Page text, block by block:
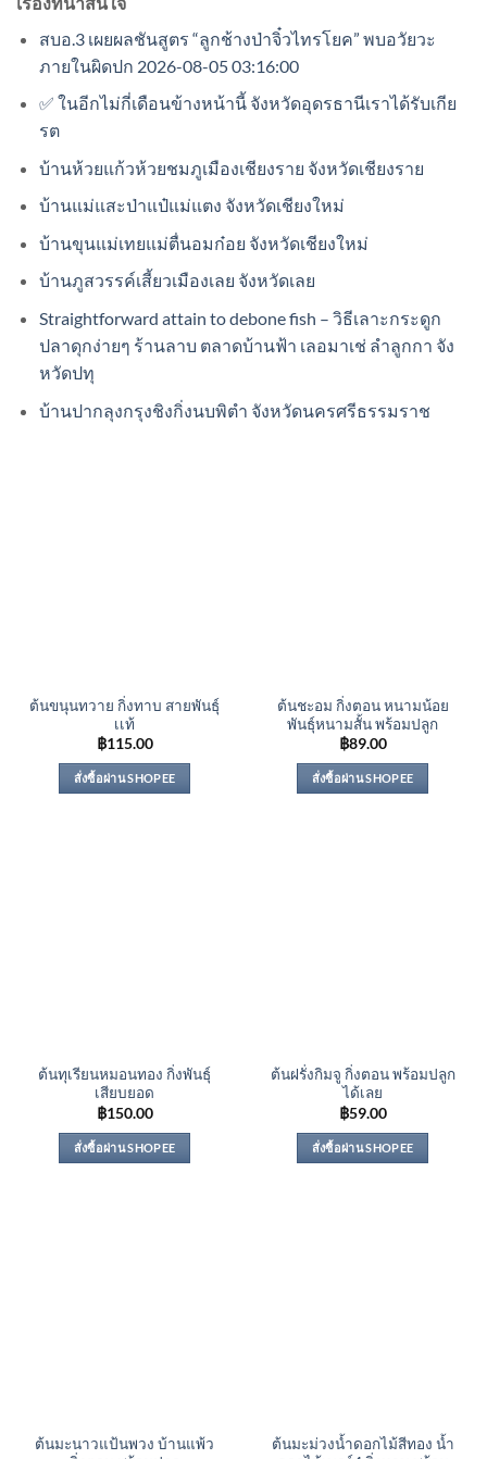
สบอ.3 เผยผลชันสูตร “ลูกช้างป่าจิ๋วไทรโยค” พบอวัยวะ
ภายในผิดปก 2026-08-05 03:16:00
✅ ในอีกไม่กี่เดือนข้างหน้านี้ จังหวัดอุดรธานีเราได้รับเกีย
รต
บ้านห้วยแก้วห้วยชมภูเมืองเชียงราย จังหวัดเชียงราย
บ้านแม่แสะป่าแป๋แม่แตง จังหวัดเชียงใหม่
บ้านขุนแม่เทยแม่ตื่นอมก๋อย จังหวัดเชียงใหม่
บ้านภูสวรรค์เสี้ยวเมืองเลย จังหวัดเลย
Straightforward attain to debone fish – วิธีเลาะกระดูก
ปลาดุกง่ายๆ ร้านลาบ ตลาดบ้านฟ้า เลอมาเช่ ลำลูกกา จัง
หวัดปทุ
บ้านปากลุงกรุงชิงกิ่งนบพิตำ จังหวัดนครศรีธรรมราช
ต้นขนุนทวาย กิ่งทาบ สายพันธุ์
เเท้
฿115.00
สั่งซื้อผ่าน SHOPEE
ต้นชะอม กิ่งตอน หนามน้อย
พันธุ์หนามสั้น พร้อมปลูก
฿89.00
สั่งซื้อผ่าน SHOPEE
ต้นทุเรียนหมอนทอง กิ่งพันธุ์
เสียบยอด
฿150.00
สั่งซื้อผ่าน SHOPEE
ต้นฝรั่งกิมจู กิ่งตอน พร้อมปลูก
ได้เลย
฿59.00
สั่งซื้อผ่าน SHOPEE
ต้นมะนาวแป้นพวง บ้านแพ้ว
ต้นมะม่วงน้ำดอกไม้สีทอง น้ำ